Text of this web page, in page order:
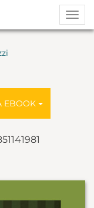
EBOOK